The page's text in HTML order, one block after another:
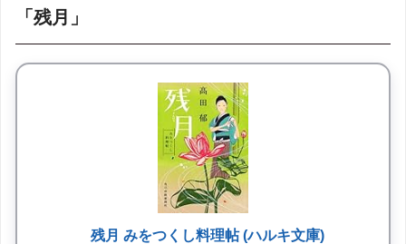
「残月」
残月 みをつくし料理帖 (ハルキ文庫)